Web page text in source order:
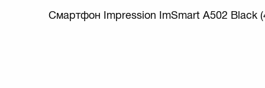
Смартфон Impression ImSmart A502 Black